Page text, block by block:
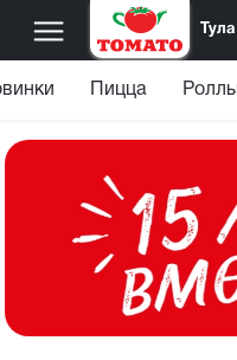
Тула
Пицца Роллы